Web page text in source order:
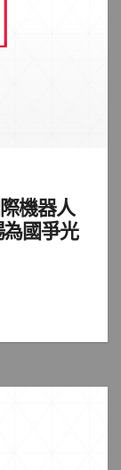
機器人
國爭光